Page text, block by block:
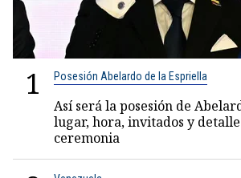
1 Posesión Abelardo de la Espriella
Así será la posesión de
lugar, hora, invitados y
ceremonia